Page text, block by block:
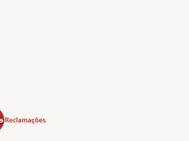
Method
Method